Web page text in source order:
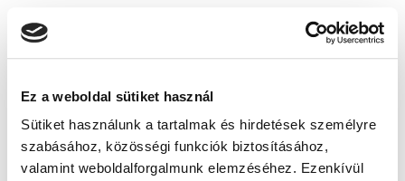
Ez a weboldal sütiket használ
Sütiket használunk a tartalmak és hirdetések személyre
szabásához, közösségi funkciók biztosításához,
valamint weboldalforgalmunk elemzéséhez. Ezenkívül